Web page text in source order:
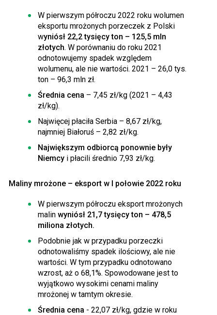
W pierwszym półroczu 2022 roku wolumen
eksportu mrożonych porzeczek z Polski
wyniósł 22,2 tysięcy ton – 125,5 mln
złotych. W porównaniu do roku 2021
odnotowujemy spadek względem
wolumenu, ale nie wartości. 2021 – 26,0 tys.
ton – 96,3 mln zł.
Średnia cena – 7,45 zł/kg (2021 – 4,43
zł/kg).
Najwięcej płaciła Serbia – 8,67 zł/kg,
najmniej Białoruś – 2,82 zł/kg.
Największym odbiorcą ponownie były
Niemcy i płacili średnio 7,93 zł/kg.
Maliny mrożone – eksport w I połowie 2022 roku
W pierwszym półroczu eksport mrożonych
malin wyniósł 21,7 tysięcy ton – 478,5
miliona złotych.
Podobnie jak w przypadku porzeczki
odnotowaliśmy spadek ilościowy, ale nie
wartości. W tym przypadku odnotowano
wzrost, aż o 68,1%. Spowodowane jest to
wyjątkowo wysokimi cenami maliny
mrożonej w tamtym okresie.
Średnia cena - 22,07 zł/kg, gdzie w roku